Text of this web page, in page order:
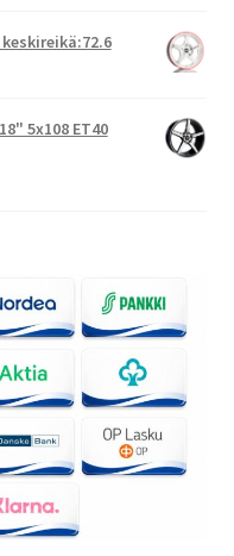
5x108 ET40